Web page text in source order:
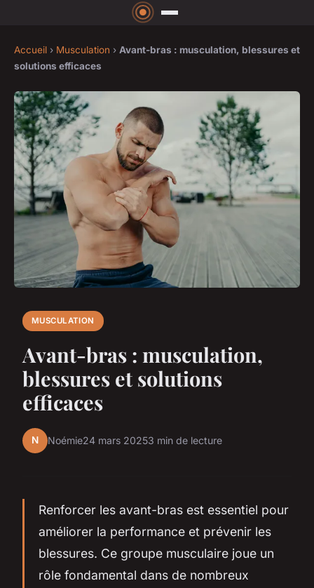
Accueil › Musculation › Avant-bras : musculation, blessures et
solutions efficaces
MUSCULATION
Avant-bras : musculation,
blessures et solutions
efficaces
N Noémie24 mars 20253 min de lecture
Renforcer les avant-bras est essentiel pour
améliorer la performance et prévenir les
blessures. Ce groupe musculaire joue un
rôle fondamental dans de nombreux